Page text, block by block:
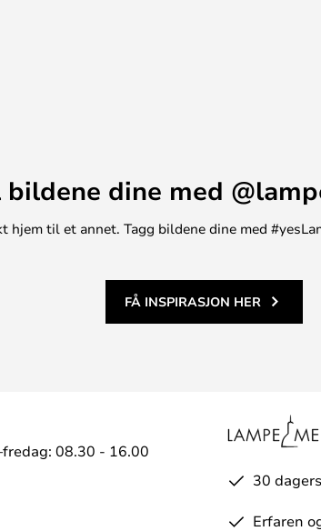
bildene dine med
til et annet. Tagg bildene dine med
FÅ INSPIRASJON HER
08.30 - 16.00
30
Erfaren